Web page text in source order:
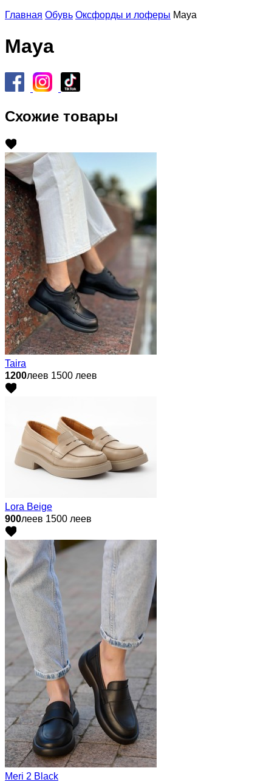
Главная Обувь Оксфорды и лоферы Maya
Maya
Схожие товары
Taira
1200леев 1500 леев
Lora Beige
900леев 1500 леев
Meri 2 Black